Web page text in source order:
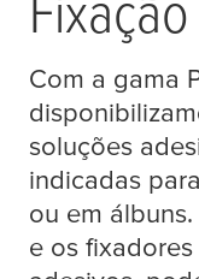
Com a gama
soluções
indicadas
ou em
e os